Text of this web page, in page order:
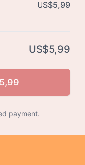
purchase
payment.